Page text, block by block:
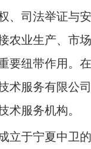
、司法举证与
农业生产、市
要纽带作用。
术服务有限公
术服务机构。
于宁夏中卫